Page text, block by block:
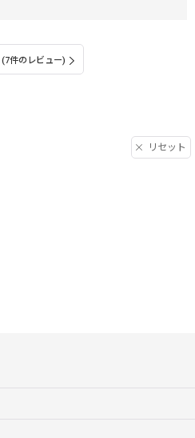
(7件のレビュー)
リセット